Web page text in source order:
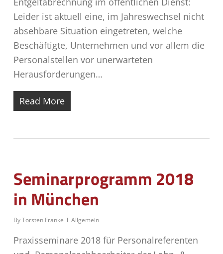
Leider ist aktuell eine, im Jahreswechsel nicht
absehbare Situation eingetreten, welche
Beschäftigte, Unternehmen und vor allem die
Personalstellen vor unerwarteten
Herausforderungen…
Read More
Seminarprogramm 2018
in München
ByTorsten Franke Allgemein
Praxisseminare 2018 für Personalreferenten